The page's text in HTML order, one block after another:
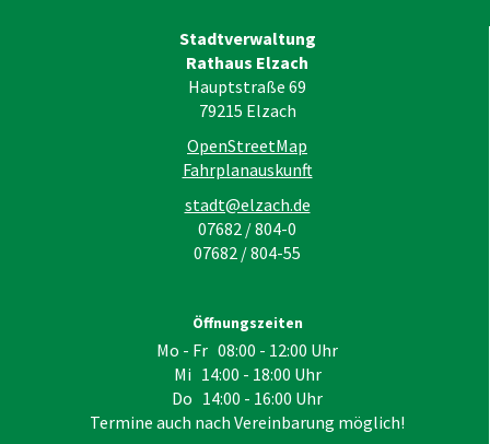
Stadtverwaltung
Rathaus Elzach
Hauptstraße 69
79215 Elzach
OpenStreetMap
Fahrplanauskunft
stadt@elzach.de
07682 / 804-0
07682 / 804-55
Öffnungszeiten
Mo - Fr 08:00 - 12:00 Uhr
Mi 14:00 - 18:00 Uhr
Do 14:00 - 16:00 Uhr
Termine auch nach Vereinbarung möglich!